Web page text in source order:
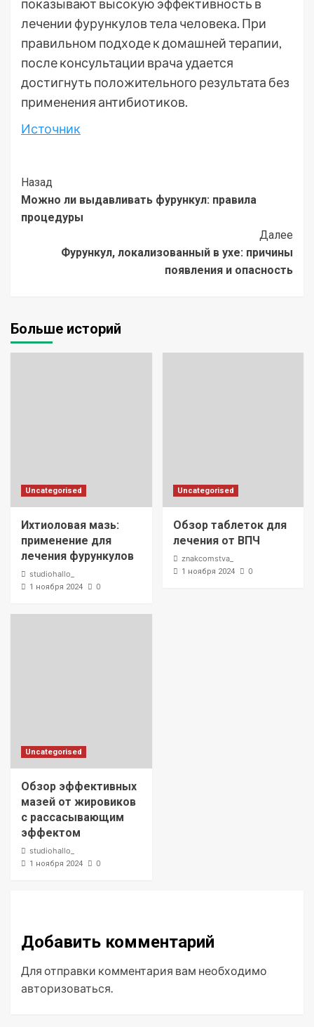
показывают высокую эффективность в
лечении фурункулов тела человека. При
правильном подходе к домашней терапии,
после консультации врача удается
достигнуть положительного результата без
применения антибиотиков.
Источник
Post
Navigation
Назад
Можно ли выдавливать фурункул: правила
процедуры
Далее
Фурункул, локализованный в ухе: причины
появления и опасность
Больше историй
Uncategorised
Ихтиоловая мазь:
применение для
лечения фурункулов
studiohallo_
1 ноября 2024 0
Uncategorised
Обзор таблеток для
лечения от ВПЧ
znakcomstva_
1 ноября 2024 0
Uncategorised
Обзор эффективных
мазей от жировиков
с рассасывающим
эффектом
studiohallo_
1 ноября 2024 0
Добавить комментарий
Для отправки комментария вам необходимо
авторизоваться.